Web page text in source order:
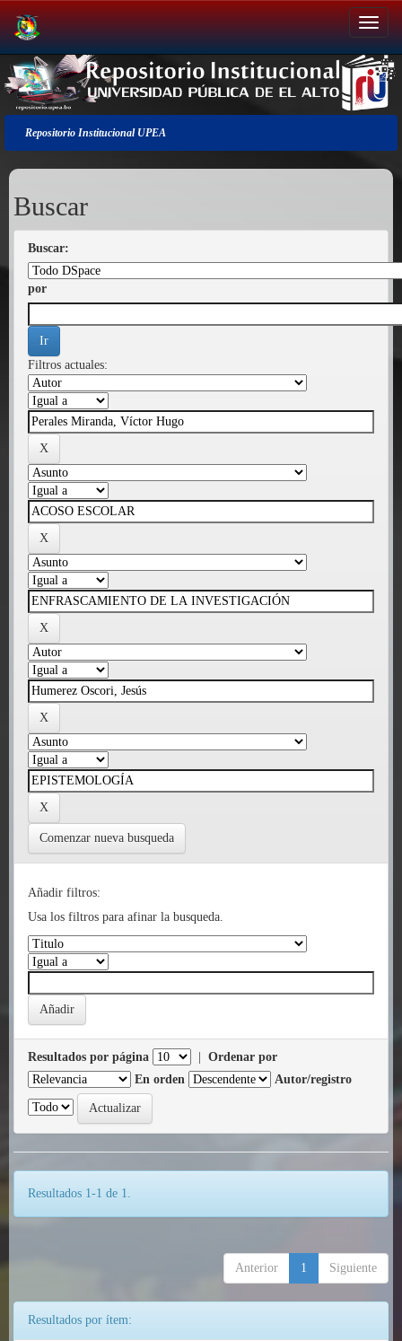
Salir
de
la
navegación
Repositorio Institucional UPEA
Buscar
Buscar:
por
Filtros actuales:
Comenzar nueva busqueda
Añadir filtros:
Usa los filtros para afinar la busqueda.
Resultados por página
Ordenar por
En orden
Autor/registro
Resultados 1-1 de 1.
Anterior 1 Siguiente
Resultados por ítem: